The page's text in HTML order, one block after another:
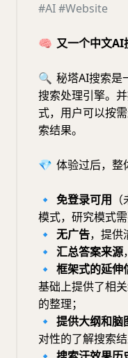
#AI#Website
🧠 又一个中文
🔍 秘塔AI搜索是
搜索处理引擎。
式，用户可以按
索结果。
💎 体验过后，整
🔹 免登录可用
模式，研究模式需
🔹 无广告，提供
🔹 汇总答案来源
🔹 框架式的延伸
基础上提供了相
的整理；
🔹 提供大纲和脑
对性的了解搜索结